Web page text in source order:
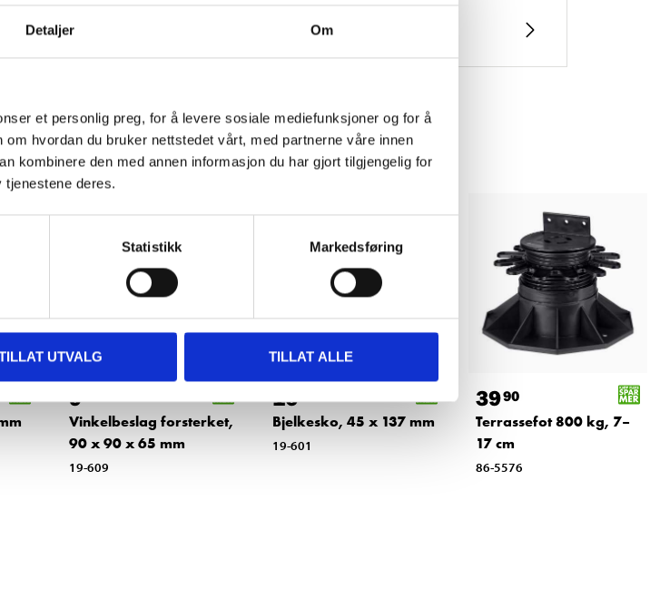
Detaljer Om
et personlig preg, for å levere sosiale mediefunksjoner og for å
hvordan du bruker nettstedet vårt, med partnerne våre innen
kombinere den med annen informasjon du har gjort tilgjengelig for
tjenestene deres.
Statistikk Markedsføring
UTVALG TILLAT ALLE
har også kjøpt
9
Vinkelbeslag forsterket,
90 x 90 x 65 mm
19-609
16
Bjelkesko, 45 x 137 mm
19-601
3990
Terrassefot 800 kg, 7–
17 cm
86-5576